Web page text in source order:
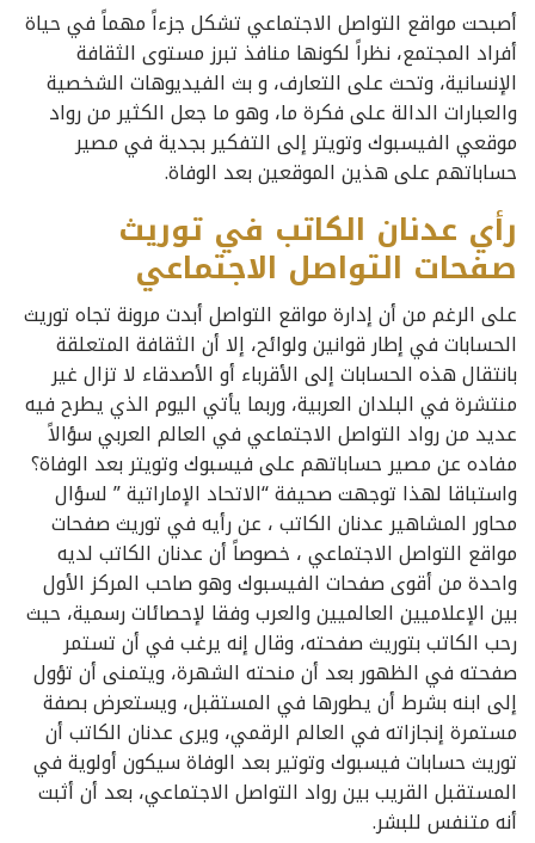
أصبحت مواقع التواصل الاجتماعي تشكل جزءاً مهماً في حياة
أفراد المجتمع، نظراً لكونها منافذ تبرز مستوى الثقافة
الإنسانية، وتحث على التعارف، و بث الفيديوهات الشخصية
والعبارات الدالة على فكرة ما، وهو ما جعل الكثير من رواد
موقعي الفيسبوك وتويتر إلى التفكير بجدية في مصير
حساباتهم على هذين الموقعين بعد الوفاة.
رأي عدنان الكاتب في توريث
صفحات التواصل الاجتماعي
على الرغم من أن إدارة مواقع التواصل أبدت مرونة تجاه توريث
الحسابات في إطار قوانين ولوائح، إلا أن الثقافة المتعلقة
بانتقال هذه الحسابات إلى الأقرباء أو الأصدقاء لا تزال غير
منتشرة في البلدان العربية، وربما يأتي اليوم الذي يطرح فيه
عديد من رواد التواصل الاجتماعي في العالم العربي سؤالاً
مفاده عن مصير حساباتهم على فيسبوك وتويتر بعد الوفاة؟
واستباقا لهذا توجهت صحيفة “الاتحاد الإماراتية ” لسؤال
محاور المشاهير عدنان الكاتب ، عن رأيه في توريث صفحات
مواقع التواصل الاجتماعي ، خصوصاً أن عدنان الكاتب لديه
واحدة من أقوى صفحات الفيسبوك وهو صاحب المركز الأول
بين الإعلاميين العالميين والعرب وفقا لإحصائات رسمية، حيث
رحب الكاتب بتوريث صفحته، وقال إنه يرغب في أن تستمر
صفحته في الظهور بعد أن منحته الشهرة، ويتمنى أن تؤول
إلى ابنه بشرط أن يطورها في المستقبل، ويستعرض بصفة
مستمرة إنجازاته في العالم الرقمي، ويرى عدنان الكاتب أن
توريث حسابات فيسبوك وتوتير بعد الوفاة سيكون أولوية في
المستقبل القريب بين رواد التواصل الاجتماعي، بعد أن أثبت
أنه متنفس للبشر.